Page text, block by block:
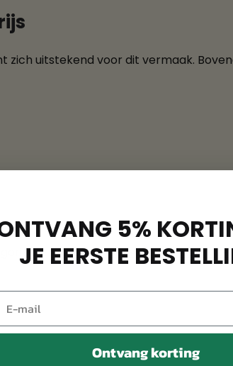
uitstekend voor dit vermaak.
Hondenaccessoires,
5%
JE EERSTE
Ontvang korting